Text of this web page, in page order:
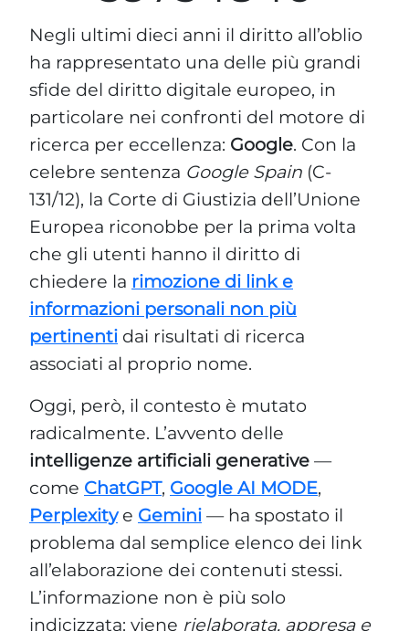
celebre sentenzaGoogle Spain(C-
131/12), la Corte di Giustizia dell’Unione
Europea riconobbe per la prima volta
che gli utenti hanno il diritto di
chiedere larimozione di link e
informazioni personali non più
pertinentidai risultati di ricerca
associati al proprio nome.
Oggi, però, il contesto è mutato
radicalmente. L’avvento delle
intelligenze artificiali generative
comeChatGPT,Google AI MODE
problema dal semplice elenco dei link
all’elaborazione dei contenuti stessi.
L’informazione non è più solo
indicizzata: vienerielaborata, appresa e
riprodotta da modelli che non
dimenticano.
Per questo motivo, la riflessione sul
diritto all’oblio deve ora unire diritto,